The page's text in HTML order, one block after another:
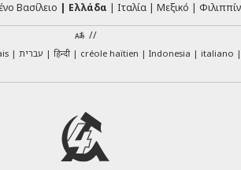
Βασίλειο Ελλάδα Ιταλία Μεξικό
//
עברית हिन्दी créole haïtien Indonesia italiano